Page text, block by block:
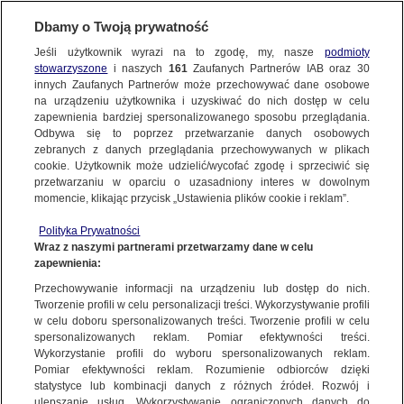
FAKTY | ZOBACZ FAKTY
Tragiczna seria na drogach. W całej Polsce kierowcy popełniają
największe drogowe grzechy
NAJNOWSZE
ZOBACZ FAKTY
FAKTY PO FAKTACH
FAKTY O ŚWIECIE
WIĘCEJ
KANAŁY
Dzień dobry!
Jedno konto do wszystkich usług
Dbamy o Twoją prywatność
Jeśli użytkownik wyrazi na to zgodę, my, nasze podmioty
stowarzyszone i naszych 161Zaufanych Partnerów IAB oraz 30
innych Zaufanych Partnerów może przechowywać dane osobowe
na urządzeniu użytkownika i uzyskiwać do nich dostęp w celu
zapewnienia bardziej spersonalizowanego sposobu przeglądania.
Odbywa się to poprzez przetwarzanie danych osobowych
zebranych z danych przeglądania przechowywanych w plikach
cookie. Użytkownik może udzielić/wycofać zgodę i sprzeciwić się
przetwarzaniu w oparciu o uzasadniony interes w dowolnym
momencie, klikając przycisk „Ustawienia plików cookie i reklam”.
Polityka Prywatności
Wraz z naszymi partnerami przetwarzamy dane w celu
zapewnienia:
Przechowywanie informacji na urządzeniu lub dostęp do nich.
Tworzenie profili w celu personalizacji treści. Wykorzystywanie profili
w celu doboru spersonalizowanych treści. Tworzenie profili w celu
spersonalizowanych reklam. Pomiar efektywności treści.
Wykorzystanie profili do wyboru spersonalizowanych reklam.
Pomiar efektywności reklam. Rozumienie odbiorców dzięki
statystyce lub kombinacji danych z różnych źródeł. Rozwój i